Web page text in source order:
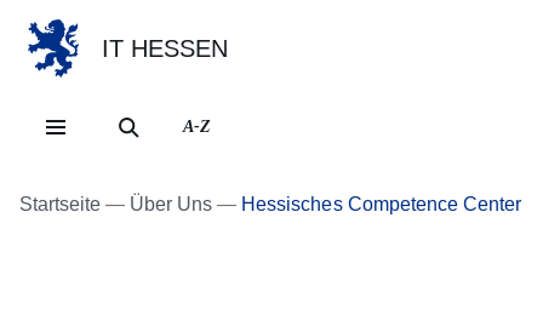
IT HESSEN
A-Z
Startseite Über Uns Hessisches Competence Center